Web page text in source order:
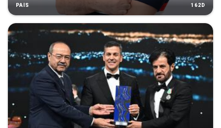
PAÍS 162D